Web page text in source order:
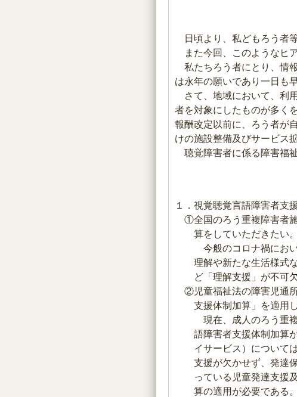
日頃より、私どもろう者
また今回、このようなヒ
私たちろう者にとり、情
は永年の願いであり一日も
さて、地域において、利
者を対象にしたものが多く
報酬改定以前に、ろう者が
けの施設整備及びサービス
聴覚障害者に係る障害福
１．視覚聴覚言語障害者支
①全国のろう重複障害者
算をしていただきたい。
今般のコロナ禍にお
理解や新たな生活様式
ど「理解支援」が不可
②児童福祉法の障害児通
支援体制加算」を適用
現在、成人のろう重
語障害者支援体制加算
イサービス）について
支援が欠かせず、発達
っている児童発達支援
算の適用が必要である。